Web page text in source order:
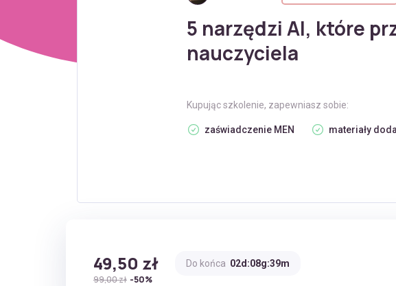
5 narzędzi AI, które
nauczyciela
Kupując szkolenie, zapewniasz sobie:
zaświadczenie MEN materiały
49,50 zł
99,00 zł -50%
Do końca 02d:08g:39m